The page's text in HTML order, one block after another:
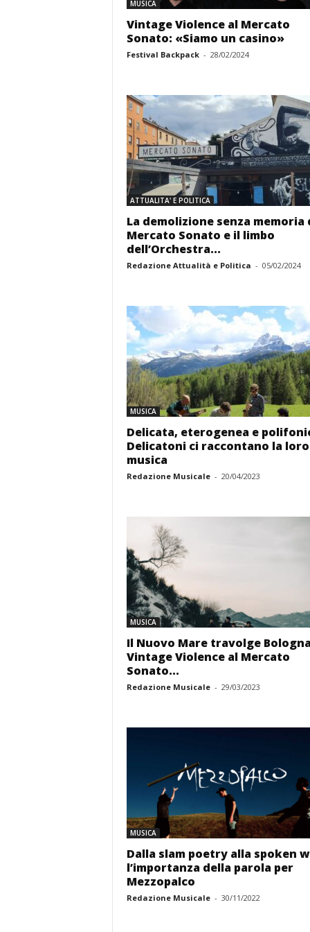
MUSICA
Vintage Violence al Mercato
Sonato: «Siamo un casino»
Festival Backpack - 28/02/2024
ATTUALITA' E POLITICA
La demolizione senza memoria
Mercato Sonato e il limbo
dell’Orchestra...
Redazione Attualità e Politica - 05/02/2024
MUSICA
Delicata, eterogenea e
Delicatoni ci raccontano la loro
musica
Redazione Musicale - 20/04/2023
MUSICA
Il Nuovo Mare travolge
Vintage Violence al Mercato
Sonato...
Redazione Musicale - 29/03/2023
MUSICA
Dalla slam poetry alla spoken
l’importanza della parola per
Mezzopalco
Redazione Musicale - 30/11/2022